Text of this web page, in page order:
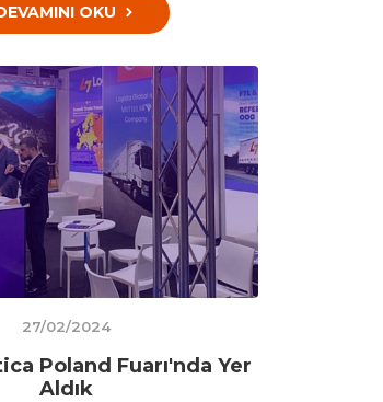
OKU
27/02/2024
Poland Fuarı'nda Yer
Aldık